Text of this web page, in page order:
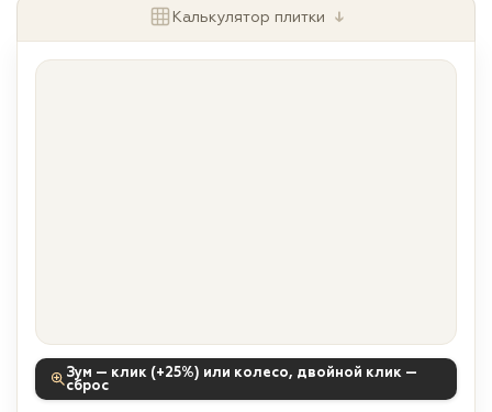
Калькулятор плитки ↓
Зум — клик (+25%) или колесо, двойной клик —
сброс